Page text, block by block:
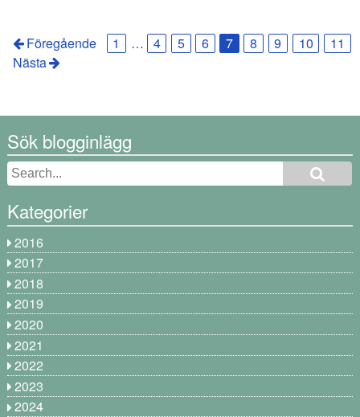
Föregående 1 … 4 5 6 7 8 9 10
11
Nästa
Sök blogginlägg
Kategorier
2016
2017
2018
2019
2020
2021
2022
2023
2024